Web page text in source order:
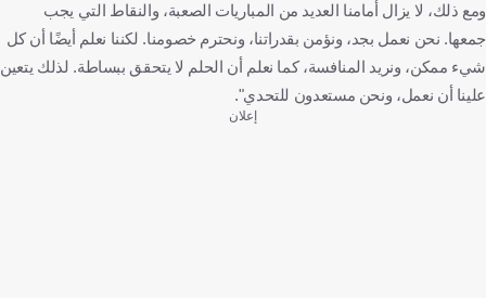
ومع ذلك، لا يزال أمامنا العديد من المباريات الصعبة، والنقاط التي يجب
جمعها. نحن نعمل بجد، ونؤمن بقدراتنا، ونحترم خصومنا. لكننا نعلم أيضًا أن كل
شيء ممكن، ونريد المنافسة، كما نعلم أن الحلم لا يتحقق ببساطة. لذلك يتعين
علينا أن نعمل، ونحن مستعدون للتحدي".
إعلان